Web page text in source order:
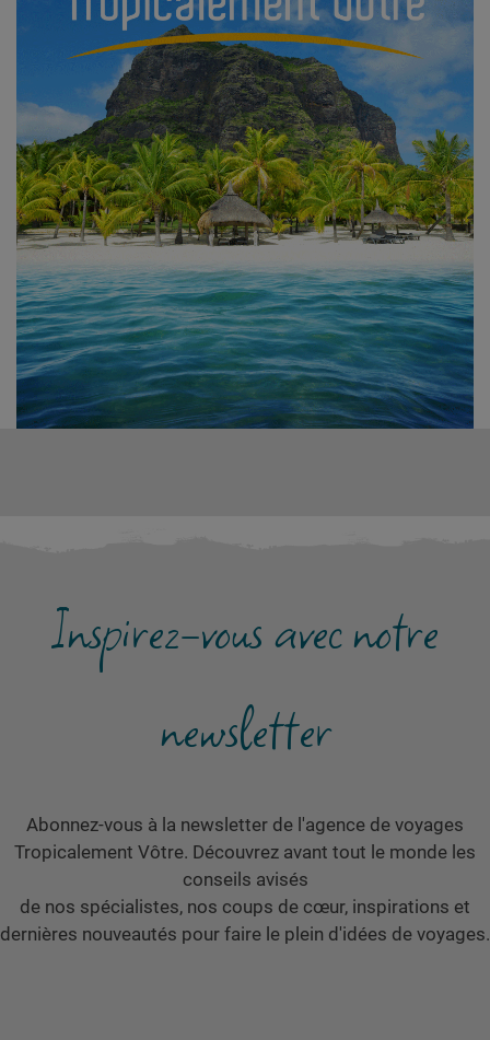
Inspirez-vous avec notre
newsletter
Abonnez-vous à la newsletter de l'agence de voyages
Tropicalement Vôtre. Découvrez avant tout le monde les
conseils avisés
de nos spécialistes, nos coups de cœur, inspirations et
dernières nouveautés pour faire le plein d'idées de voyages.